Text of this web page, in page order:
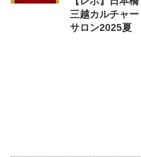
三越カルチャー
サロン2025夏